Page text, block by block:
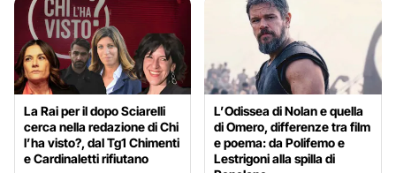
La Rai per il dopo Sciarelli
cerca nella redazione di Chi
l’ha visto?, dal Tg1 Chimenti
e Cardinaletti rifiutano
L’Odissea di Nolan e quella
di Omero, differenze tra film
e poema: da Polifemo e
Lestrigoni alla spilla di